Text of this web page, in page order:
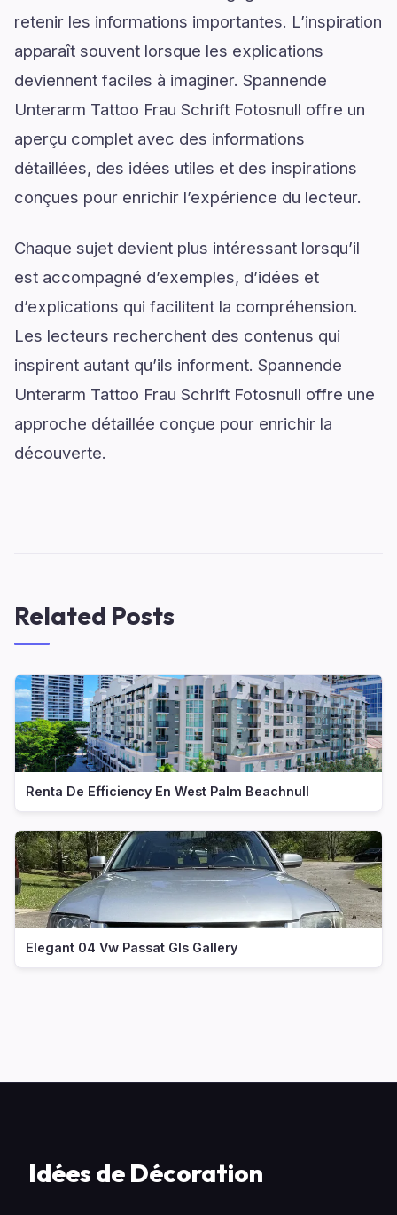
retenir les informations importantes. L’inspiration
apparaît souvent lorsque les explications
deviennent faciles à imaginer. Spannende
Unterarm Tattoo Frau Schrift Fotosnull offre un
aperçu complet avec des informations
détaillées, des idées utiles et des inspirations
conçues pour enrichir l’expérience du lecteur.
Chaque sujet devient plus intéressant lorsqu’il
est accompagné d’exemples, d’idées et
d’explications qui facilitent la compréhension.
Les lecteurs recherchent des contenus qui
inspirent autant qu’ils informent. Spannende
Unterarm Tattoo Frau Schrift Fotosnull offre une
approche détaillée conçue pour enrichir la
découverte.
Related Posts
Renta De Efficiency En West Palm Beachnull
Elegant 04 Vw Passat Gls Gallery
Idées de Décoration